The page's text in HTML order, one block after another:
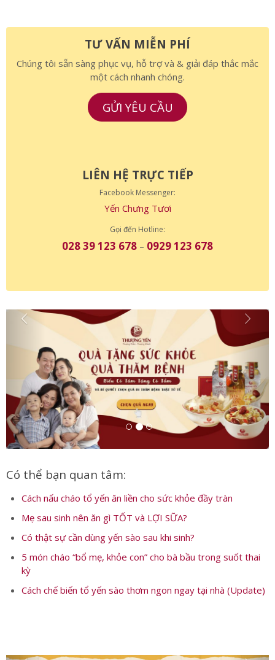
TƯ VẤN MIỄN PHÍ
Chúng tôi sẵn sàng phục vụ, hỗ trợ và & giải đáp thắc mắc
một cách nhanh chóng.
GỬI YÊU CẦU
LIÊN HỆ TRỰC TIẾP
Facebook Messenger:
Yến Chưng Tươi
Gọi đến Hotline:
028 39 123 678 – 0929 123 678
Có thể bạn quan tâm:
Cách nấu cháo tổ yến ăn liền cho sức khỏe đầy tràn
Mẹ sau sinh nên ăn gì TỐT và LỢI SỮA?
Có thật sự cần dùng yến sào sau khi sinh?
5 món cháo “bổ mẹ, khỏe con” cho bà bầu trong suốt thai
kỳ
Cách chế biến tổ yến sào thơm ngon ngay tại nhà (Update)